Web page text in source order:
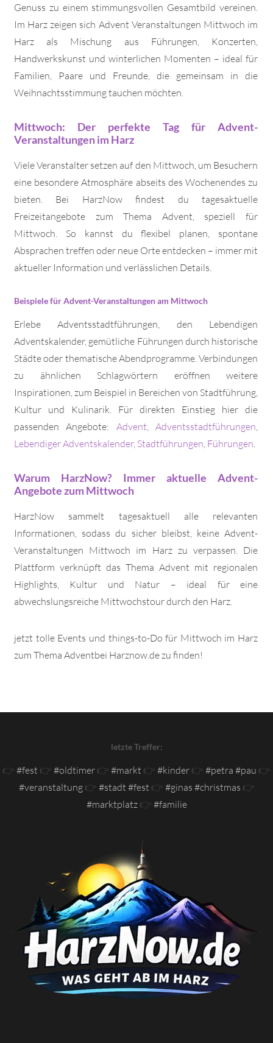
Genuss zu einem stimmungsvollen Gesamtbild vereinen.
Im Harz zeigen sich Advent Veranstaltungen Mittwoch im
Harz als Mischung aus Führungen, Konzerten,
Handwerkskunst und winterlichen Momenten – ideal für
Familien, Paare und Freunde, die gemeinsam in die
Weihnachtsstimmung tauchen möchten.
Mittwoch: Der perfekte Tag für Advent-
Veranstaltungen im Harz
Viele Veranstalter setzen auf den Mittwoch, um Besuchern
eine besondere Atmosphäre abseits des Wochenendes zu
bieten. Bei HarzNow findest du tagesaktuelle
Freizeitangebote zum Thema Advent, speziell für
Mittwoch. So kannst du flexibel planen, spontane
Absprachen treffen oder neue Orte entdecken – immer mit
aktueller Information und verlässlichen Details.
Beispiele für Advent-Veranstaltungen am Mittwoch
Erlebe Adventsstadtführungen, den Lebendigen
Adventskalender, gemütliche Führungen durch historische
Städte oder thematische Abendprogramme. Verbindungen
zu ähnlichen Schlagwörtern eröffnen weitere
Inspirationen, zum Beispiel in Bereichen von Stadtführung,
Kultur und Kulinarik. Für direkten Einstieg hier die
passenden Angebote: Advent ,Adventsstadtführungen
Lebendiger Adventskalender, Stadtführungen Führungen
Warum HarzNow? Immer aktuelle Advent-
Angebote zum Mittwoch
HarzNow sammelt tagesaktuell alle relevanten
Informationen, sodass du sicher bleibst, keine Advent-
Veranstaltungen Mittwoch im Harz zu verpassen. Die
Plattform verknüpft das Thema Advent mit regionalen
Highlights, Kultur und Natur – ideal für eine
abwechslungsreiche Mittwochstour durch den Harz.
jetzt tolle Events und things-to-Do für Mittwoch im Harz
zum Thema Adventbei Harznow.de zu finden!
letzte Treffer:
👉 #fest 👉 #oldtimer 👉 #markt 👉 #kinder 👉 #petra #pau 👉
#veranstaltung👉 #stadt #fest 👉 #ginas #christmas 👉
#marktplatz👉 #familie